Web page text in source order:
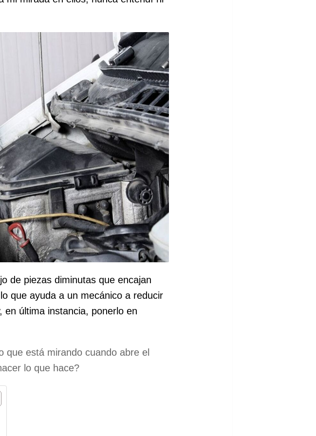
de piezas diminutas que encajan
que ayuda a un mecánico a reducir
en última instancia, ponerlo en
que está mirando cuando abre el
lo que hace?